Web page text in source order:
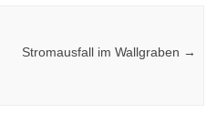
Stromausfall im Wallgraben →